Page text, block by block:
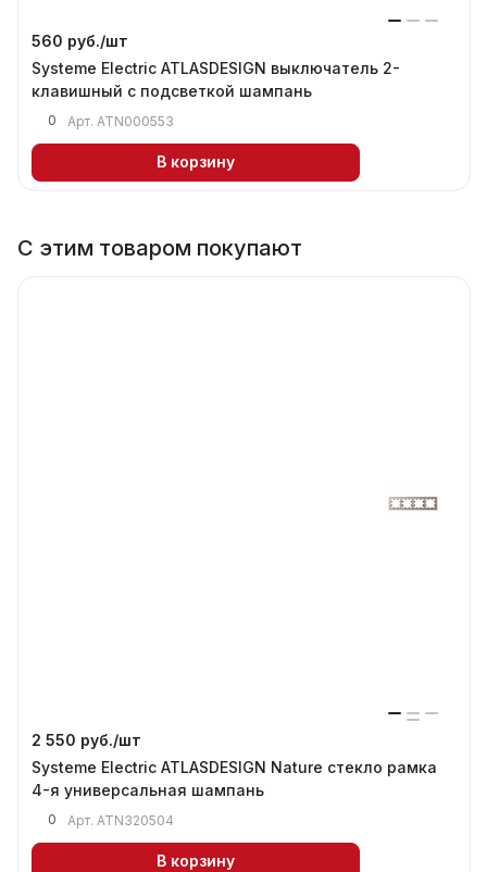
560 руб./шт
Systeme Electric ATLASDESIGN выключатель 2-
клавишный с подсветкой шампань
0 Арт. ATN000553
В корзину
С этим товаром покупают
2 550 руб./шт
Systeme Electric ATLASDESIGN Nature стекло рамка
4-я универсальная шампань
0 Арт. ATN320504
В корзину